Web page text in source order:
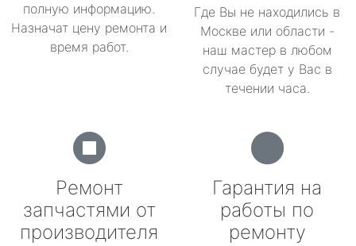
полную информацию.
Назначат цену ремонта и
время работ.
Где Вы не находились в
Москве или области -
наш мастер в любом
случае будет у Вас в
течении часа.
Ремонт
запчастями от
производителя
Гарантия на
работы по
ремонту